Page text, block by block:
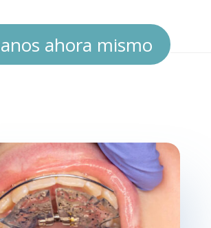
ahora mismo